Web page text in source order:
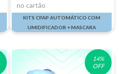
no cartão
KITS CPAP AUTOMÁTICO COM
UMIDIFICADOR + MASCARA
14%
OFF